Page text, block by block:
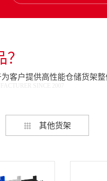
客户提供高性能仓储货架
SINCE 2007
其他货架